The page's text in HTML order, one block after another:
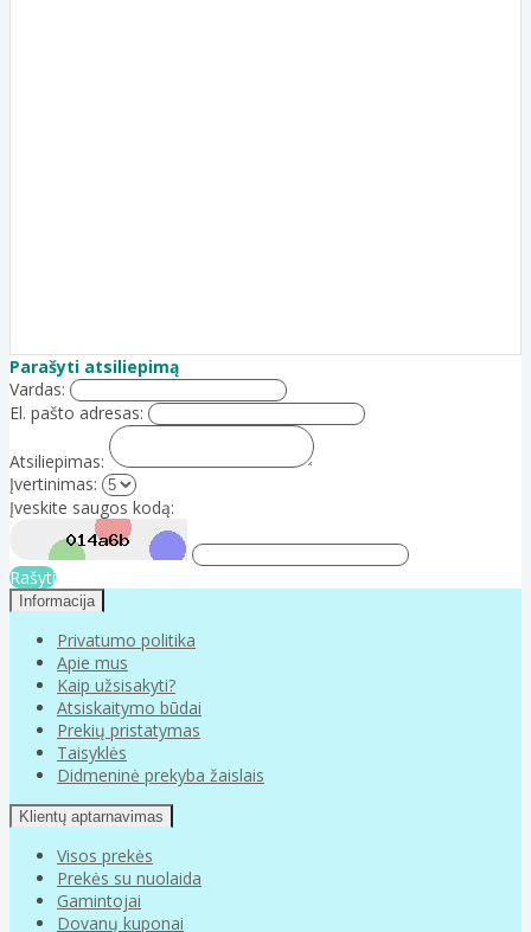
Parašyti atsiliepimą
Vardas:
El. pašto adresas:
Atsiliepimas:
Įvertinimas:
Įveskite saugos kodą:
Rašyti
Informacija
Privatumo politika
Apie mus
Kaip užsisakyti?
Atsiskaitymo būdai
Prekių pristatymas
Taisyklės
Didmeninė prekyba žaislais
Klientų aptarnavimas
Visos prekės
Prekės su nuolaida
Gamintojai
Dovanų kuponai